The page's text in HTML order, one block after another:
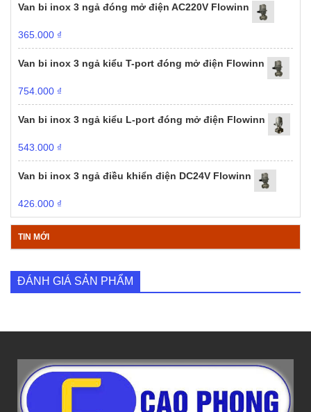
Van bi inox 3 ngả đóng mở điện AC220V Flowinn
365.000 ₫
Van bi inox 3 ngả kiểu T-port đóng mở điện Flowinn
754.000 ₫
Van bi inox 3 ngả kiểu L-port đóng mở điện Flowinn
543.000 ₫
Van bi inox 3 ngả điều khiển điện DC24V Flowinn
426.000 ₫
TIN MỚI
ĐÁNH GIÁ SẢN PHẨM